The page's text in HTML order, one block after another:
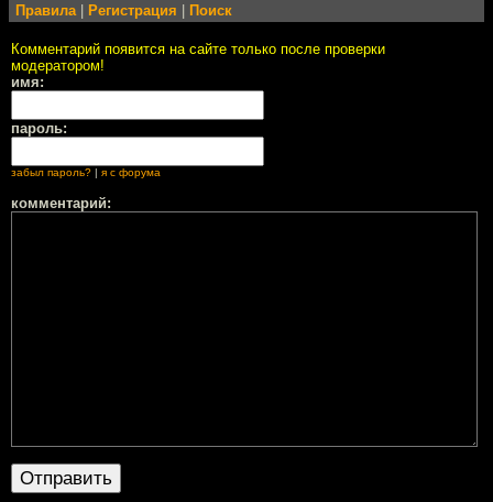
Правила | Регистрация | Поиск
Комментарий появится на сайте только после проверки
модератором!
имя:
пароль:
забыл пароль? | я с форума
комментарий: